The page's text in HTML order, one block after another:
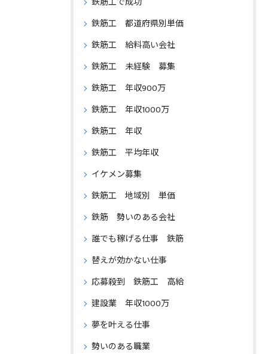
鉄筋工 都道府県別単価
鉄筋工 給料高い会社
鉄筋工 未経験 募集
鉄筋工 年収900万
鉄筋工 年収1000万
鉄筋工 年収
鉄筋工 平均年収
イケメン募集
鉄筋工 地域別 単価
鉄筋 勢いのある会社
誰でも稼げる仕事 鉄筋
替えが効かない仕事
応募殺到 鉄筋工 高給
建設業 年収1000万
夢を叶える仕事
勢いのある職業